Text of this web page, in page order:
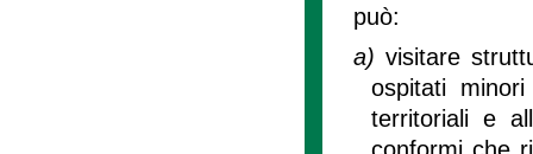
può:
a) visitare
ospitati
territoriali e